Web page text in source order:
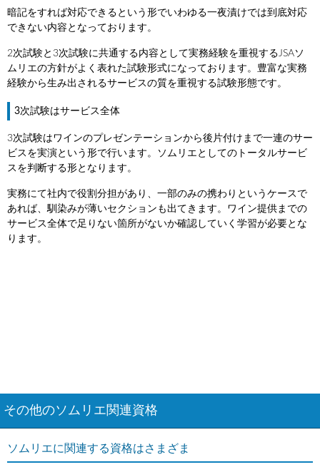
暗記をすれば対応できるという形でいわゆる一夜漬けでは到底対応
できない内容となっております。
2次試験と3次試験に共通する内容として実務経験を重視するJSAソ
ムリエの方針がよく表れた試験形式になっております。豊富な実務
経験から生み出されるサービスの質を重視する試験形態です。
3次試験はサービス全体
3次試験はワインのプレゼンテーションから後片付けまで一連のサー
ビスを実演という形で行います。ソムリエとしてのトータルサービ
スを判断する形となります。
実務にて社内で役割分担があり、一部のみの携わりというケースで
あれば、馴染みが薄いセクションも出てきます。ワイン提供までの
サービス全体で足りない箇所がないか確認していく学習が必要とな
ります。
その他のソムリエ関連資格
ソムリエに関連する資格はさまざま